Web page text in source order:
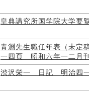
皇典講究所国学院大学
青淵先生職任年表（未
一四頁 昭和六年一二月
渋沢栄一 日記 明治四